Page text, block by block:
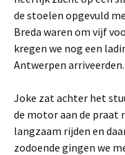
de stoelen opgevuld
Breda waren om vijf
kregen we nog een
Antwerpen arriveerden.
Joke zat achter het
de motor aan de praat
langzaam rijden en
zodoende gingen we